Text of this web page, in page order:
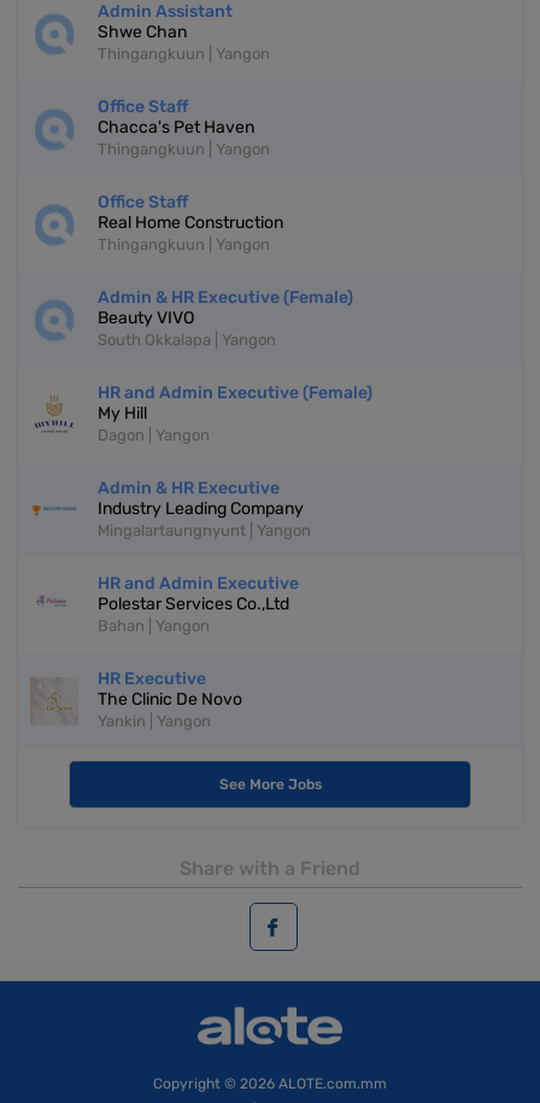
Admin Assistant
Shwe Chan
Thingangkuun | Yangon
Office Staff
Chacca's Pet Haven
Thingangkuun | Yangon
Office Staff
Real Home Construction
Thingangkuun | Yangon
Admin & HR Executive (Female)
Beauty VIVO
South Okkalapa | Yangon
HR and Admin Executive (Female)
My Hill
Dagon | Yangon
Admin & HR Executive
Industry Leading Company
Mingalartaungnyunt | Yangon
HR and Admin Executive
Polestar Services Co.,Ltd
Bahan | Yangon
HR Executive
The Clinic De Novo
Yankin | Yangon
See More Jobs
Share with a Friend
Copyright © 2026 ALOTE.com.mm